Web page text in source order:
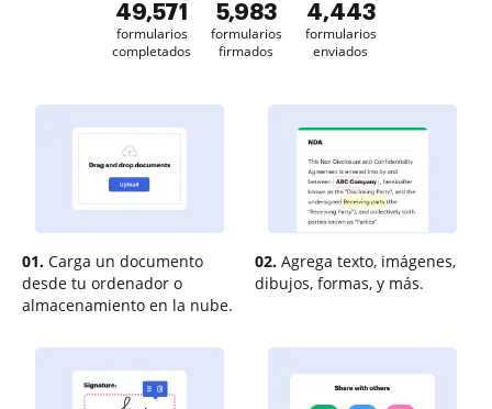
49,571
formularios
completados
5,983
formularios
firmados
4,443
formularios
enviados
01. Carga un documento
desde tu ordenador o
almacenamiento en la nube.
02. Agrega texto, imágenes,
dibujos, formas, y más.